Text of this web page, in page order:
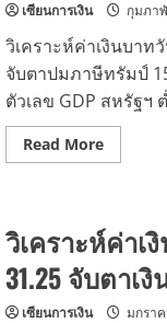
เซียนการเงิน กุมภา
วิเคราะห์ค่าเงินบาท
จับตาปมภาษีทรัมป์
ตัวเลข GDP สหรัฐฯ
Read MoreRead
more
วัน
นี้
คาด
เคลื่อนไห
30.90-
วิเคราะห์ค่าเ
31.25 จับตาเ
เซียนการเงิน มกรา